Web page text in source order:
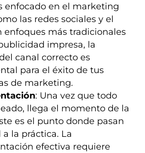
enfocado en el marketing
las redes sociales y el
enfoques más tradicionales
impresa, la
canal correcto es
para el éxito de tus
de marketing.
: Una vez que todo
llega el momento de la
es el punto donde pasan
la práctica. La
efectiva requiere